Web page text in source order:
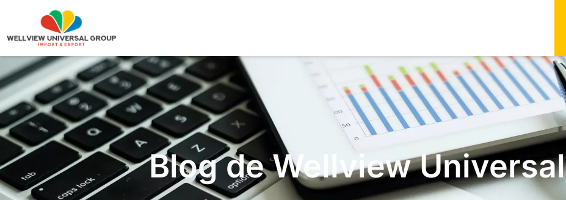
Blog de Wellview Universal